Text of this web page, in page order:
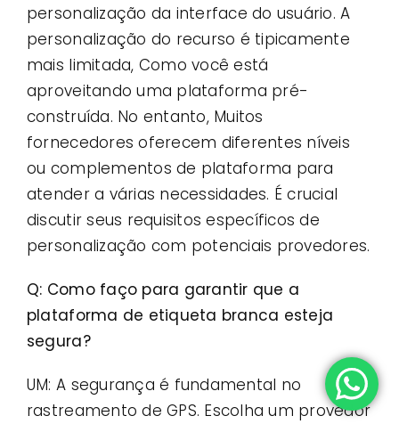
personalização da interface do usuário. A
personalização do recurso é tipicamente
mais limitada, Como você está
aproveitando uma plataforma pré-
construída. No entanto, Muitos
fornecedores oferecem diferentes níveis
ou complementos de plataforma para
atender a várias necessidades. É crucial
discutir seus requisitos específicos de
personalização com potenciais provedores.
Q: Como faço para garantir que a
plataforma de etiqueta branca esteja
segura?
UM: A segurança é fundamental no
rastreamento de GPS. Escolha um provedor